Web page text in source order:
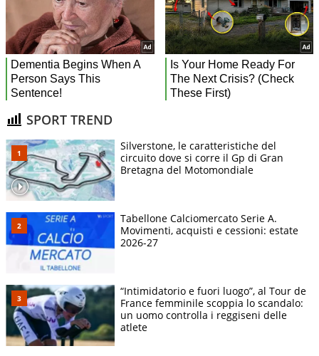
SPORT TREND
Silverstone, le caratteristiche del
circuito dove si corre il Gp di Gran
Bretagna del Motomondiale
Tabellone Calciomercato Serie A.
Movimenti, acquisti e cessioni: estate
2026-27
“Intimidatorio e fuori luogo”, al Tour de
France femminile scoppia lo scandalo:
un uomo controlla i reggiseni delle
atlete